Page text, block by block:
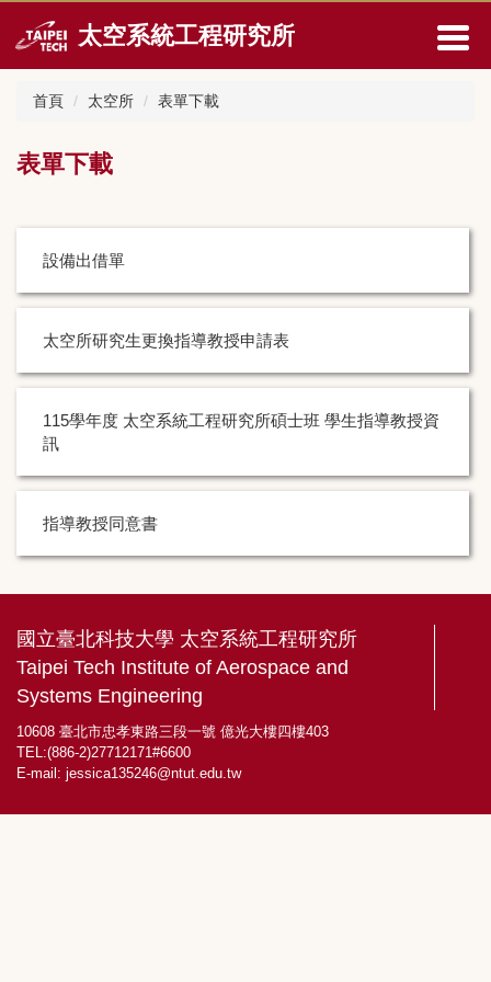
到
區
太空系統工程研究所
首頁 太空所 表單下載
表單下載
設備出借單
太空所研究生更換指導教授申請表
115學年度 太空系統工程研究所碩士班 學生指導教授資
訊
指導教授同意書
國立臺北科技大學 太空系統工程研究所
Taipei Tech Institute of Aerospace and
Systems Engineering
10608 臺北市忠孝東路三段一號 億光大樓四樓403
TEL:(886-2)27712171#6600
E-mail: jessica135246@ntut.edu.tw